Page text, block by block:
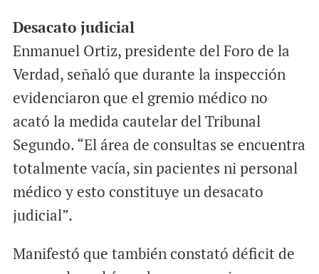
Desacato judicial
Enmanuel Ortiz, presidente del Foro de la
Verdad, señaló que durante la inspección
evidenciaron que el gremio médico no
acató la medida cautelar del Tribunal
Segundo. “El área de consultas se encuentra
totalmente vacía, sin pacientes ni personal
médico y esto constituye un desacato
judicial”.
Manifestó que también constató déficit de